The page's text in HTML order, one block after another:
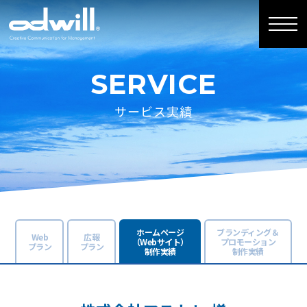
SERVICE
サービス実績
Web
プラン
広報
プラン
ホームページ
（Webサイト）
制作実績
ブランディング＆
プロモーション
制作実績